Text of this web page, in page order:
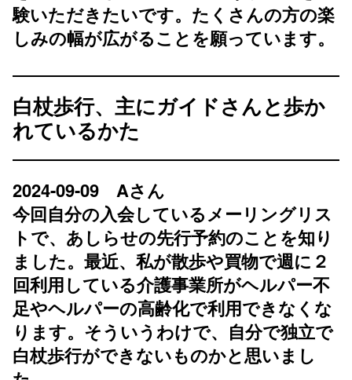
験いただきたいです。たくさんの方の楽
しみの幅が広がることを願っています。
白杖歩行、主にガイドさんと歩か
れているかた
2024-09-09 Aさん
今回自分の入会しているメーリングリス
トで、あしらせの先行予約のことを知り
ました。最近、私が散歩や買物で週に２
回利用している介護事業所がヘルパー不
足やヘルパーの高齢化で利用できなくな
ります。そういうわけで、自分で独立で
白杖歩行ができないものかと思いまし